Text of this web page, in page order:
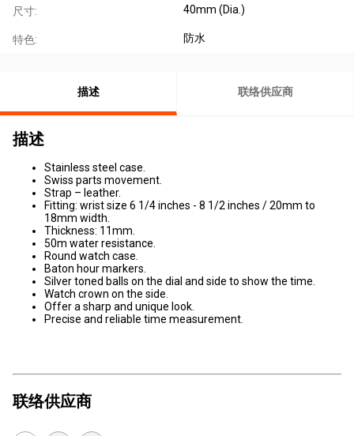
尺寸: 40mm (Dia.)
特色: 防水
描述 联络供应商
描述
Stainless steel case.
Swiss parts movement.
Strap – leather.
Fitting: wrist size 6 1/4 inches - 8 1/2 inches / 20mm to
18mm width.
Thickness: 11mm.
50m water resistance.
Round watch case.
Baton hour markers.
Silver toned balls on the dial and side to show the time.
Watch crown on the side.
Offer a sharp and unique look.
Precise and reliable time measurement.
联络供应商